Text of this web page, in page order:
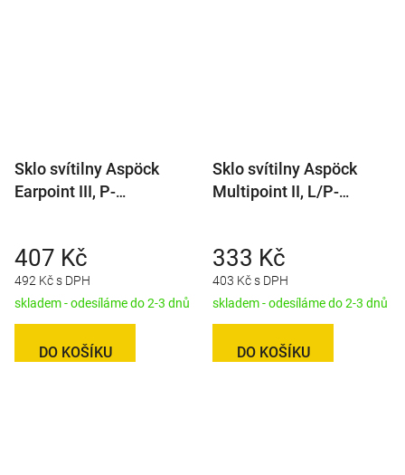
Sklo svítilny Aspöck
Earpoint III, P-
492 Kč s DPH
407 Kč
skladem - odesíláme do 2-3 dnů
DO KOŠÍKU
Sklo svítilny Aspöck
Multipoint II, L/P-
403 Kč s DPH
333 Kč
skladem - odesíláme do 2-3 dnů
DO KOŠÍKU